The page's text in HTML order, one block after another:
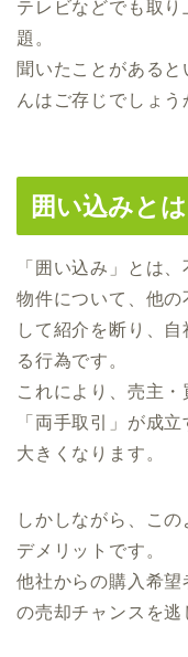
テレビなどでも取
題。
聞いたことがある
んはご存じでしょう
囲い込みとは
「囲い込み」とは
物件について、他
して紹介を断り、
る行為です。
これにより、売主
「両手取引」が成
大きくなります。
しかしながら、こ
デメリットです。
他社からの購入希望
の売却チャンスを逃